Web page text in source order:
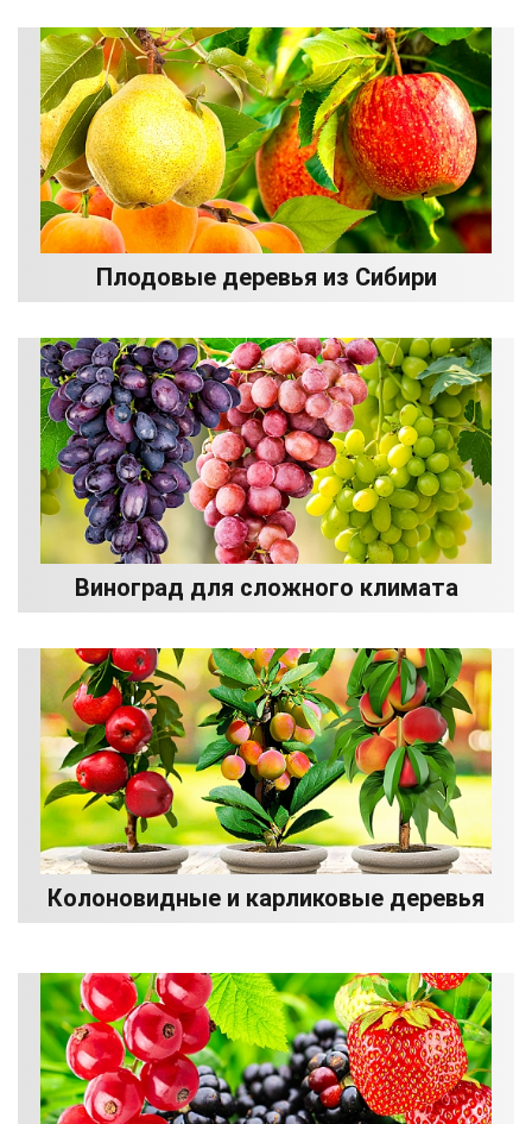
Плодовые деревья из Сибири
Виноград для сложного климата
Колоновидные и карликовые деревья